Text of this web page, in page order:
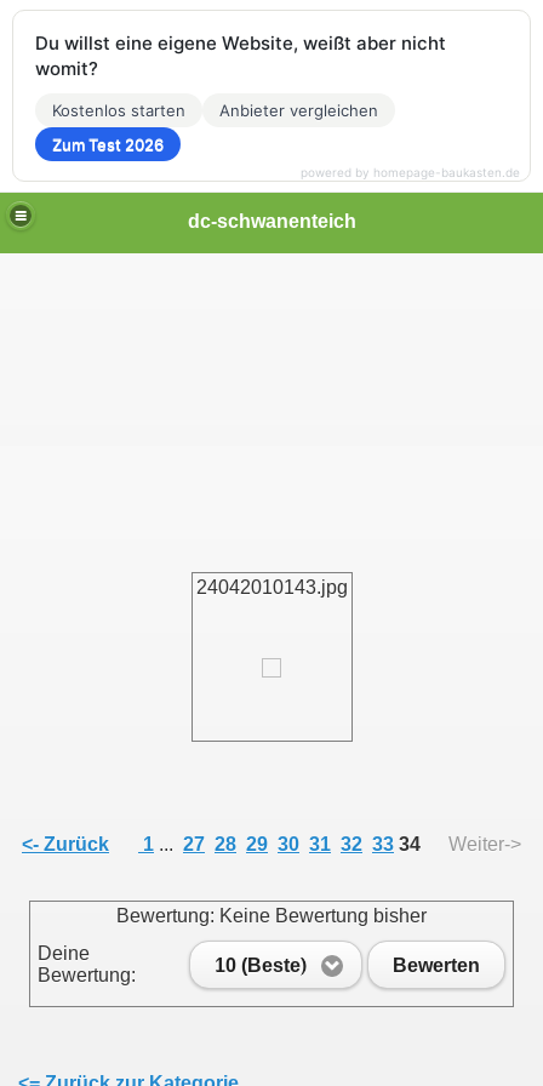
dc-schwanenteich
24042010143.jpg
<- Zurück 1 ... 27 28 29 30 31 32 33 34 Weiter->
Bewertung: Keine Bewertung bisher
Deine
Bewertung:
10 (Beste) Bewerten
Du willst eine eigene Website, weißt aber nicht
womit?
Kostenlos starten
Anbieter vergleichen
Zum Test 2026
powered by homepage-baukasten.de